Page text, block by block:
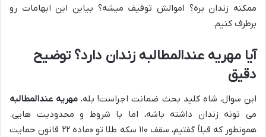
ممکنه زندان بره؟ اموالش توقیف میشه؟ بیاین این ابهامات رو
برطرف کنیم.
آیا مهریه عندالمطالبه زندان دارد؟ توضیح
دقیق
این سوال، شاه کلید بحث ضمانت اجراست! بله، مهریه عندالمطالبه
می تونه زندان داشته باشه، اما با شروط و محدودیت هایی.
همونطور که قبلاً گفتیم، سقف ۱۱۰ سکه طلا تو «ماده ۲۲ قانون حمایت